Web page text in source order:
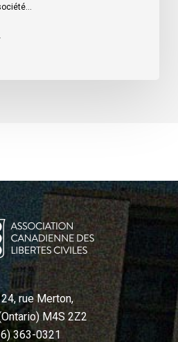
rue Merton,
M4S 2Z2
363-0321